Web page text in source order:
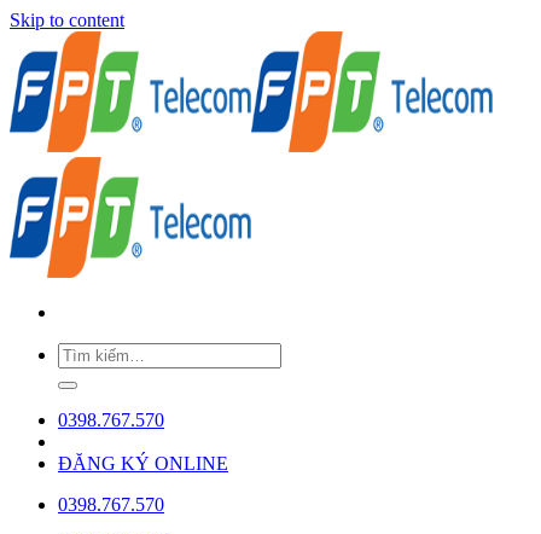
Skip to content
0398.767.570
ĐĂNG KÝ ONLINE
0398.767.570